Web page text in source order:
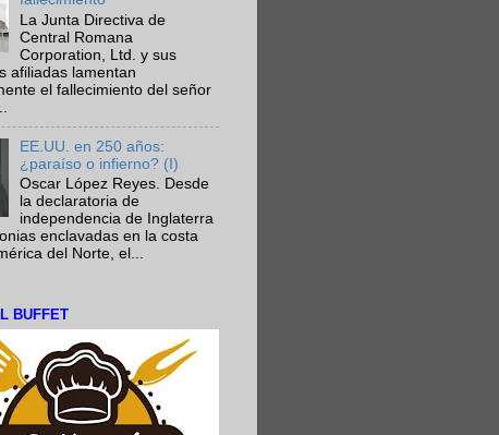
La Junta Directiva de
Central Romana
Corporation, Ltd. y sus
afiliadas lamentan
el fallecimiento del señor
EE.UU. en 250 años:
¿paraíso o infierno? (I)
Oscar López Reyes. Desde
la declaratoria de
independencia de Inglaterra
enclavadas en la costa
del Norte, el...
BUFFET